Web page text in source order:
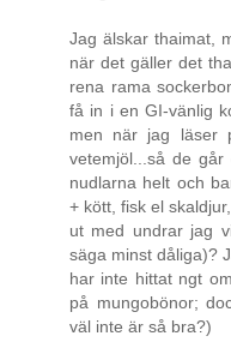
Jag älskar thaimat,
när det gäller det
rena rama
få in i en GI-vänlig
men när jag läser
vetemjöl...så de
nudlarna helt och
+ kött, fisk el
ut med undrar jag
säga minst dåliga)?
har inte hittat ngt
på mungobönor;
väl inte är så bra?)